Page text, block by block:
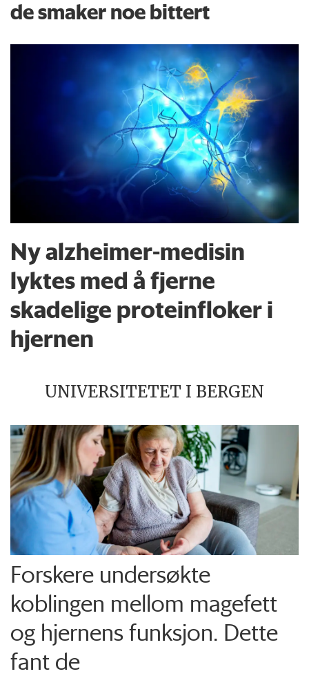
de smaker noe bittert
Ny alzheimer-medisin
lyktes med å fjerne
skadelige proteinfloker i
hjernen
UNIVERSITETET I BERGEN
Forskere undersøkte
koblingen mellom magefett
og hjernens funksjon. Dette
fant de